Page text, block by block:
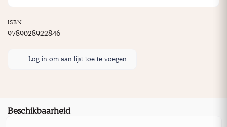
ISBN
9789028922846
Log in om aan lijst toe te voegen
Beschikbaarheid